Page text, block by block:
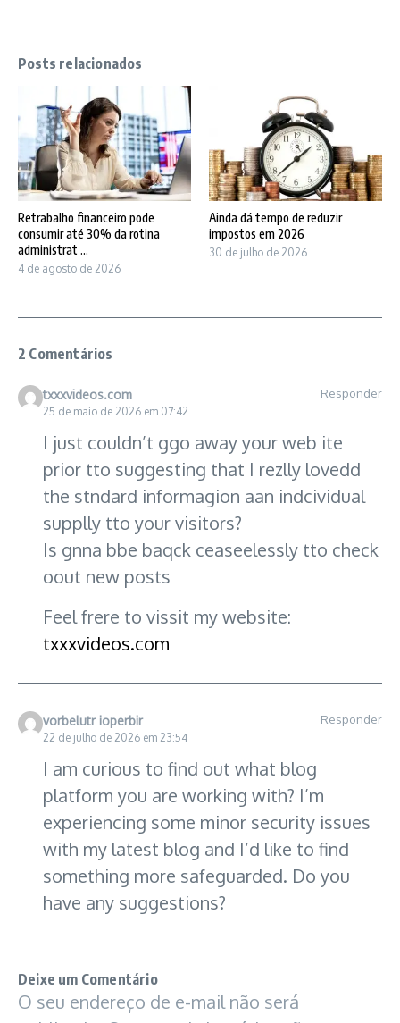
Posts relacionados
Retrabalho financeiro pode
consumir até 30% da rotina
administrat ...
4 de agosto de 2026
Ainda dá tempo de reduzir
impostos em 2026
30 de julho de 2026
2 Comentários
txxxvideos.com
25 de maio de 2026 em 07:42
Responder
I just couldn’t ggo away your web ite
prior tto suggesting that I rezlly lovedd
the stndard informagion aan indcividual
supplly tto your visitors?
Is gnna bbe baqck ceaseelessly tto check
oout new posts
Feel frere to vissit my website:
txxxvideos.com
vorbelutr ioperbir
22 de julho de 2026 em 23:54
Responder
I am curious to find out what blog
platform you are working with? I’m
experiencing some minor security issues
with my latest blog and I’d like to find
something more safeguarded. Do you
have any suggestions?
Deixe um Comentário
O seu endereço de e-mail não será